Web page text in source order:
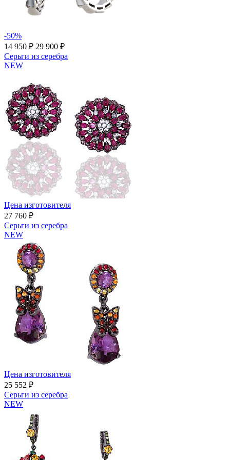
-50%
14 950 ₽ 29 900 ₽
Серьги из серебра
NEW
Цена изготовителя
27 760 ₽
Серьги из серебра
NEW
Цена изготовителя
25 552 ₽
Серьги из серебра
NEW